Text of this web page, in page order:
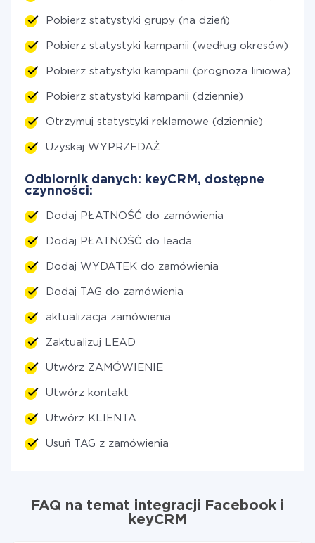
Pobierz statystyki grupy (na dzień)
Pobierz statystyki kampanii (według okresów)
Pobierz statystyki kampanii (prognoza liniowa)
Pobierz statystyki kampanii (dziennie)
Otrzymuj statystyki reklamowe (dziennie)
Uzyskaj WYPRZEDAŻ
Odbiornik danych: keyCRM, dostępne
czynności:
Dodaj PŁATNOŚĆ do zamówienia
Dodaj PŁATNOŚĆ do leada
Dodaj WYDATEK do zamówienia
Dodaj TAG do zamówienia
aktualizacja zamówienia
Zaktualizuj LEAD
Utwórz ZAMÓWIENIE
Utwórz kontakt
Utwórz KLIENTA
Usuń TAG z zamówienia
FAQ na temat integracji Facebook i
keyCRM